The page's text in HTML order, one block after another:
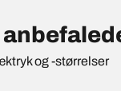
og -størrelser